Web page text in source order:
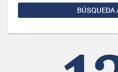
BÚSQUEDA